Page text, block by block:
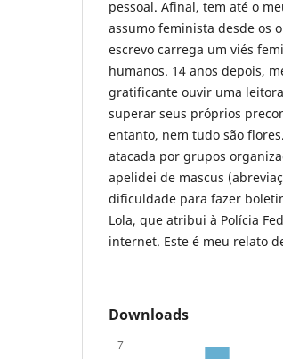
pessoal. Afinal, tem até o
assumo feminista desde os
escrevo carrega um viés
humanos. 14 anos depois,
gratificante ouvir uma
superar seus próprios
entanto, nem tudo são
atacada por grupos
apelidei de mascus
dificuldade para fazer
Lola, que atribui à Polícia
internet. Este é meu relato
Downloads